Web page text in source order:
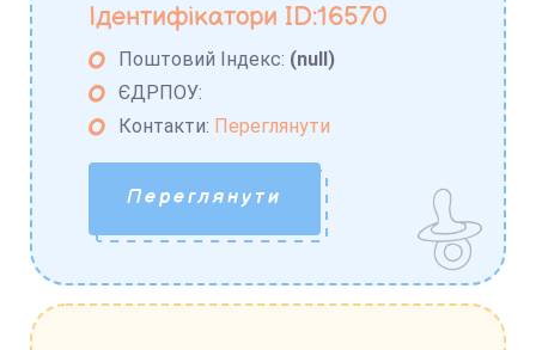
Ідентифікатори ID:16570
Поштовий Індекс: (null)
ЄДРПОУ:
Контакти: Переглянути
Переглянути